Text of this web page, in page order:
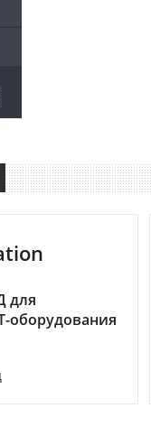
для
оборудования